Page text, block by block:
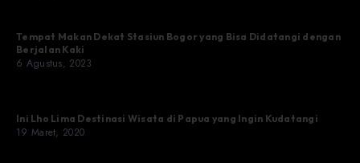
Tempat Makan Dekat Stasiun Bogor yang Bisa Didatangi dengan
Berjalan Kaki
6 Agustus, 2023
Ini Lho Lima Destinasi Wisata di Papua yang Ingin Kudatangi
19 Maret, 2020